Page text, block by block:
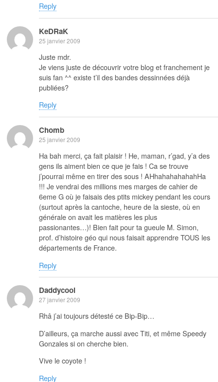
Reply
KeDRaK
25 janvier 2009
Juste mdr.
Je viens juste de découvrir votre blog et franchement je
suis fan ^^ existe t’il des bandes dessinnées déjà
publiées?
Reply
Chomb
25 janvier 2009
Ha bah merci, ça fait plaisir ! He, maman, r’gad, y’a des
gens ils aiment bien ce que je fais ! Ca se trouve
j’pourrai même en tirer des sous ! AHhahahahahahHa
!!! Je vendrai des millions mes marges de cahier de
6eme G où je faisais des ptits mickey pendant les cours
(surtout après la cantoche, heure de la sieste, où en
générale on avait les matières les plus
passionantes…)! Bien fait pour ta gueule M. Simon,
prof. d’histoire géo qui nous faisait apprendre TOUS les
départements de France.
Reply
Daddycool
27 janvier 2009
Rhâ j’ai toujours détesté ce Bip-Bip…
D’ailleurs, ça marche aussi avec Titi, et même Speedy
Gonzales si on cherche bien.
Vive le coyote !
Reply